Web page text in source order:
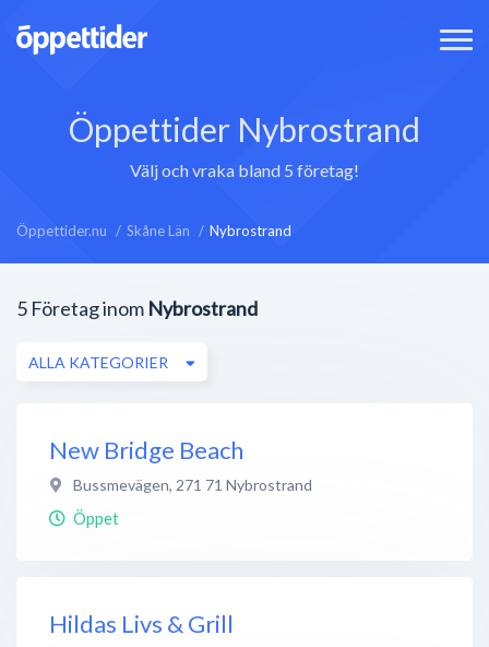
Öppettider Nybrostrand
Välj och vraka bland 5 företag!
Öppettider.nu Skåne Län Nybrostrand
5 Företag inom Nybrostrand
ALLA KATEGORIER
New Bridge Beach
Bussmevägen, 271 71 Nybrostrand
Öppet
Hildas Livs & Grill